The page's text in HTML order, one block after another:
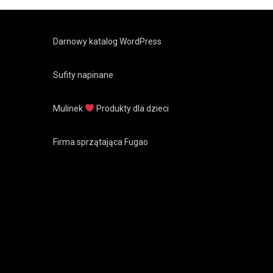
Darnowy katalog WordPress
Sufity napinane
Mulinek Produkty dla dzieci
Firma sprzątająca Fugao